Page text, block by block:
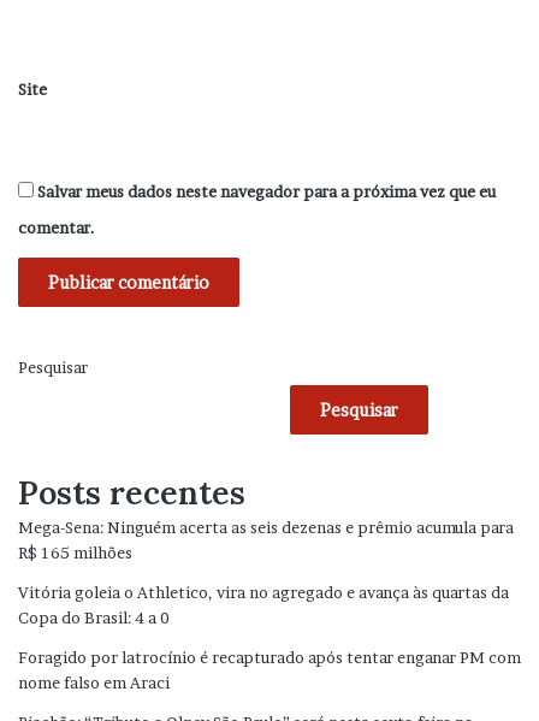
Site
Salvar meus dados neste navegador para a próxima vez que eu
comentar.
Pesquisar
Pesquisar
Posts recentes
Mega-Sena: Ninguém acerta as seis dezenas e prêmio acumula para
R$ 165 milhões
Vitória goleia o Athletico, vira no agregado e avança às quartas da
Copa do Brasil: 4 a 0
Foragido por latrocínio é recapturado após tentar enganar PM com
nome falso em Araci